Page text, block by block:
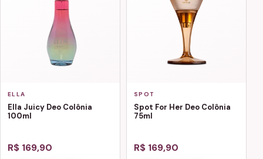
ELLA
Ella Juicy Deo Colônia
100ml
R$ 169,90
SPOT
Spot For Her Deo Colônia
75ml
R$ 169,90